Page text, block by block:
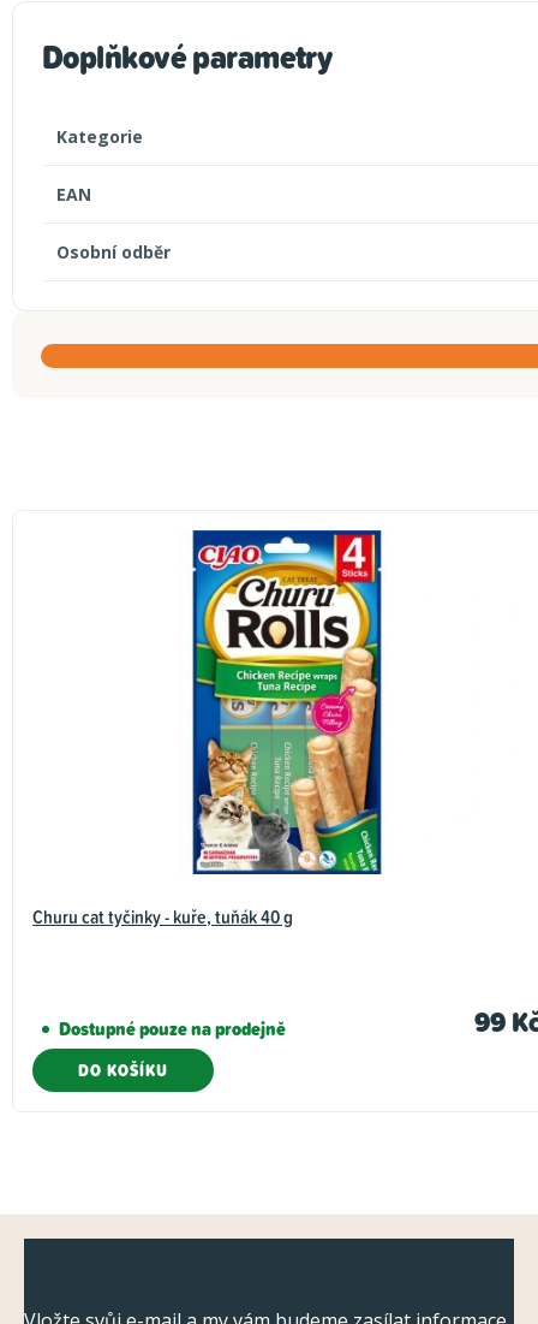
Doplňkové parametry
Kategorie
EAN
Osobní odběr
Churu cat tyčinky - kuře, tuňák 40 g
Dostupné pouze na prodejně 99
DO KOŠÍKU